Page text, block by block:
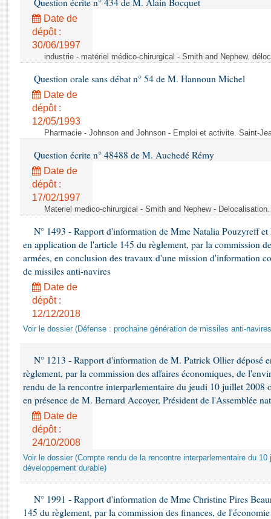
Rapports d'enquête
Rapports législatifs
Rapports sur l'application des lois
Baromètre de l’application des lois
Dossiers législatifs
Budget et sécurité sociale
Questions écrites et orales
Comptes rendus des débats
Question écrite n° 434 de M. Alain Bocquet
Date de
dépôt :
30/06/1997
industrie - matériel médico-chirurgical - Smith and Nephew.
Question orale sans débat n° 54 de M. Hannoun Michel
Date de
dépôt :
12/05/1993
Pharmacie - Johnson and Johnson - Emploi et activite. Saint-
Question écrite n° 48488 de M. Auchedé Rémy
Date de
dépôt :
17/02/1997
Materiel medico-chirurgical - Smith and Nephew -
N° 1493 - Rapport d'information de Mme Natalia Pouzyreff
en application de l'article 145 du règlement, par la commission
armées, en conclusion des travaux d'une mission d'information
de missiles anti-navires
Date de
dépôt :
12/12/2018
Voir le dossier (Défense : prochaine génération de missiles anti-
N° 1213 - Rapport d'information de M. Patrick Ollier déposé
règlement, par la commission des affaires économiques, de
rendu de la rencontre interparlementaire du jeudi 10 juillet 2008
en présence de M. Bernard Accoyer, Président de l'Assemblée
Date de
dépôt :
24/10/2008
Voir le dossier (Compte rendu de la rencontre interparlementaire du
développement durable)
N° 1991 - Rapport d'information de Mme Christine Pires
145 du règlement, par la commission des finances, de